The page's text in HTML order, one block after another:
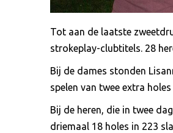
Tot aan de laatste
strokeplay-clubtitels. 28
Bij de dames stonden
spelen van twee extra
Bij de heren, die in twee
driemaal 18 holes in 223